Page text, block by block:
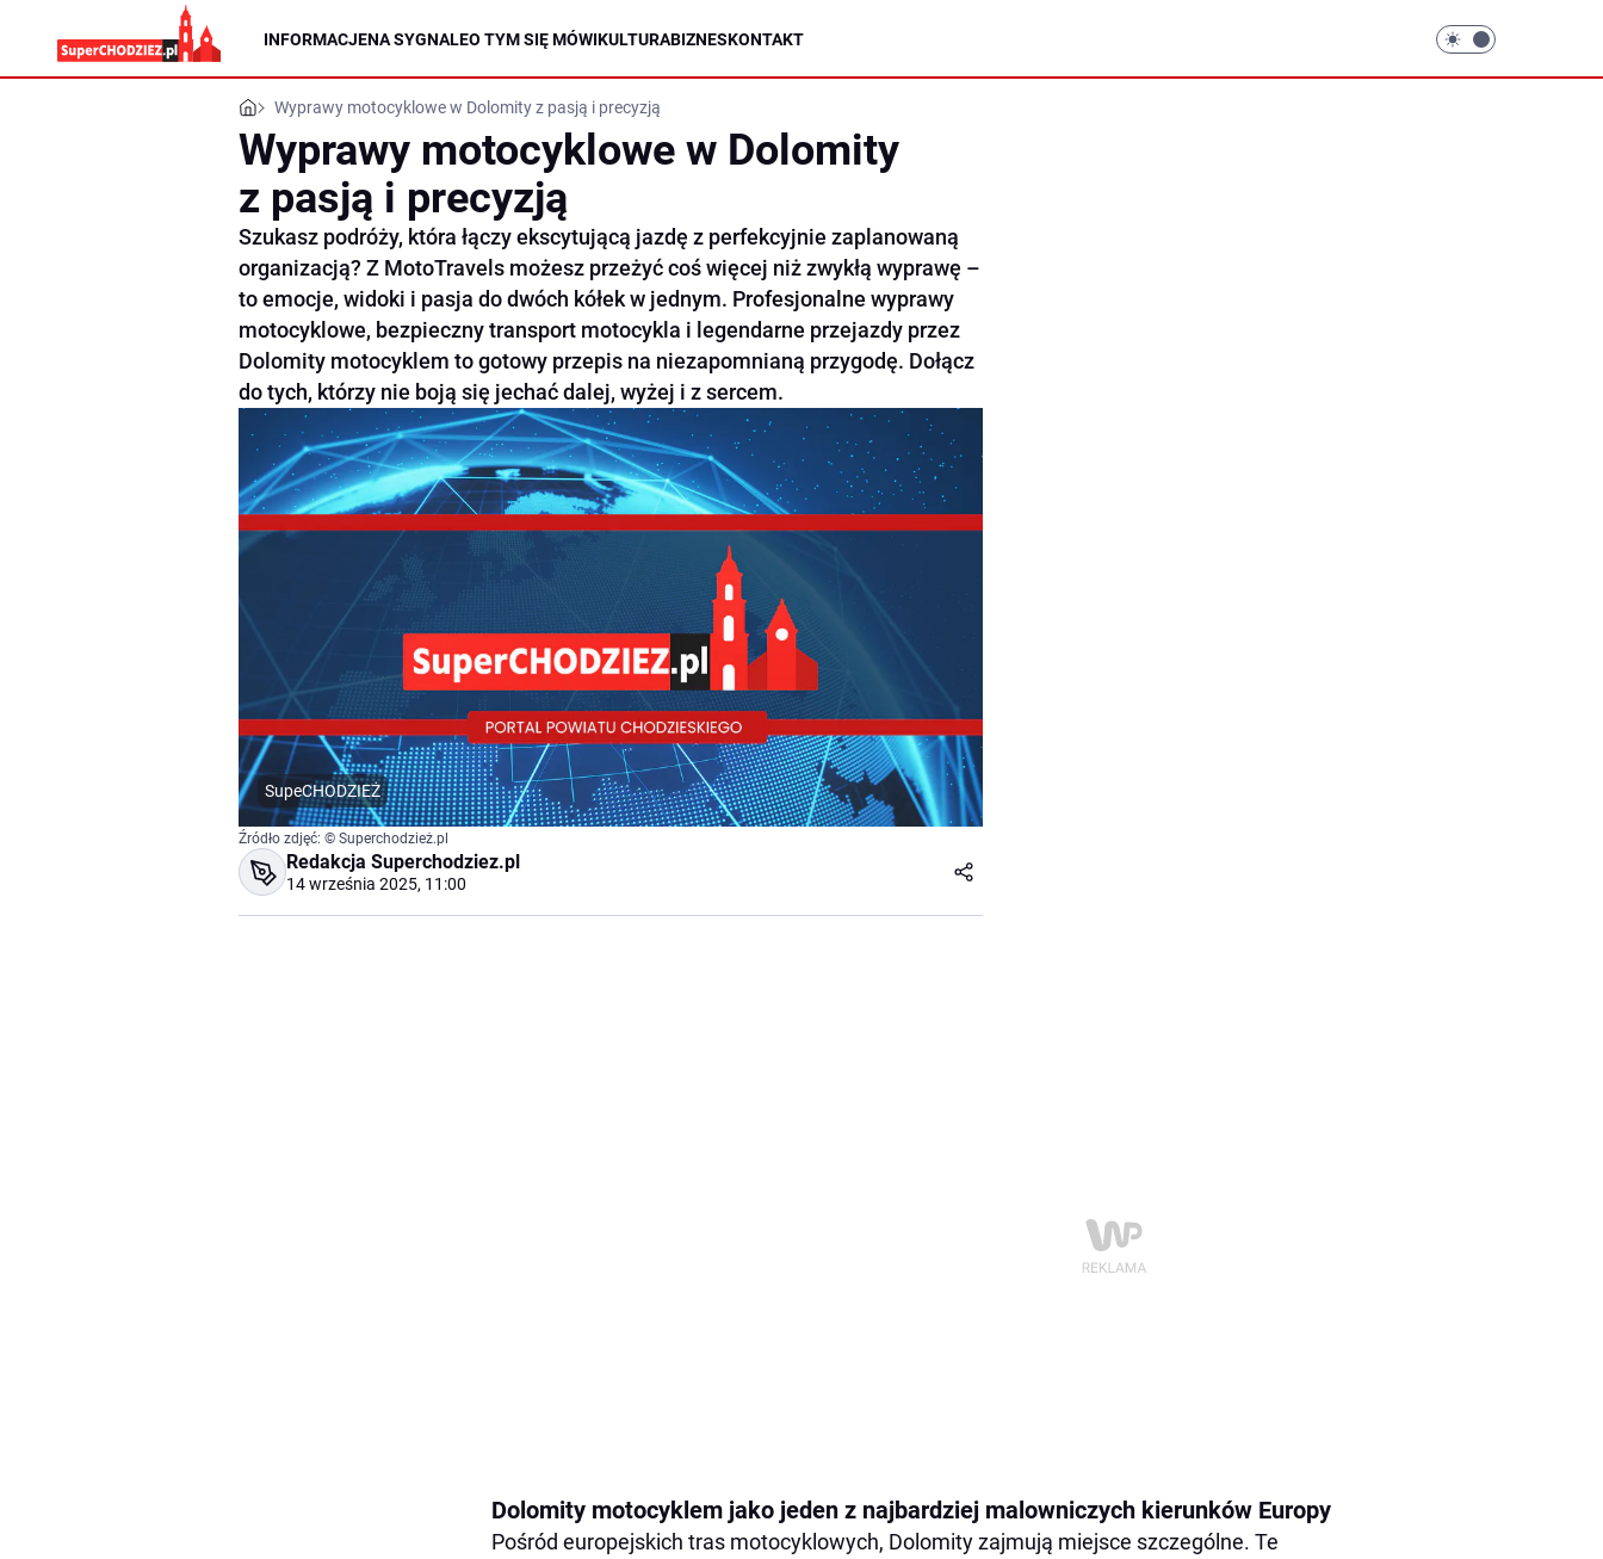
INFORMACJENA SYGNALEO TYM SIĘ MÓWIKULTURABIZNESKONTAKT
Wyprawy motocyklowe w Dolomity z pasją i precyzją
Wyprawy motocyklowe w Dolomity
z pasją i precyzją
Szukasz podróży, która łączy ekscytującą jazdę z perfekcyjnie zaplanowaną
organizacją? Z MotoTravels możesz przeżyć coś więcej niż zwykłą wyprawę –
to emocje, widoki i pasja do dwóch kółek w jednym. Profesjonalne wyprawy
motocyklowe, bezpieczny transport motocykla i legendarne przejazdy przez
Dolomity motocyklem to gotowy przepis na niezapomnianą przygodę. Dołącz
do tych, którzy nie boją się jechać dalej, wyżej i z sercem.
SupeCHODZIEŻ
Źródło zdjęć: © Superchodzież.pl
Redakcja Superchodziez.pl
14 września 2025, 11:00
Dolomity motocyklem jako jeden z najbardziej malowniczych kierunków Europy
Pośród europejskich tras motocyklowych, Dolomity zajmują miejsce szczególne. Te